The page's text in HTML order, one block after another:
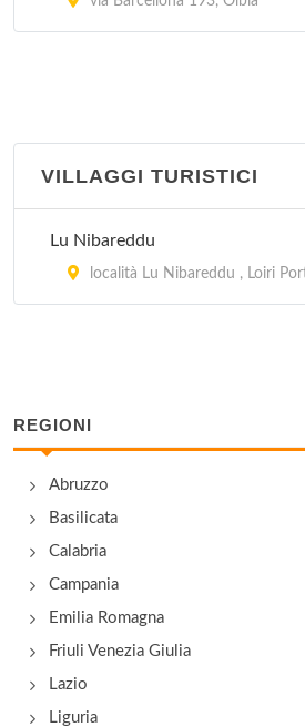
VILLAGGI TURISTICI
Lu Nibareddu
località Lu Nibareddu , Loiri
REGIONI
Abruzzo
Basilicata
Calabria
Campania
Emilia Romagna
Friuli Venezia Giulia
Lazio
Liguria